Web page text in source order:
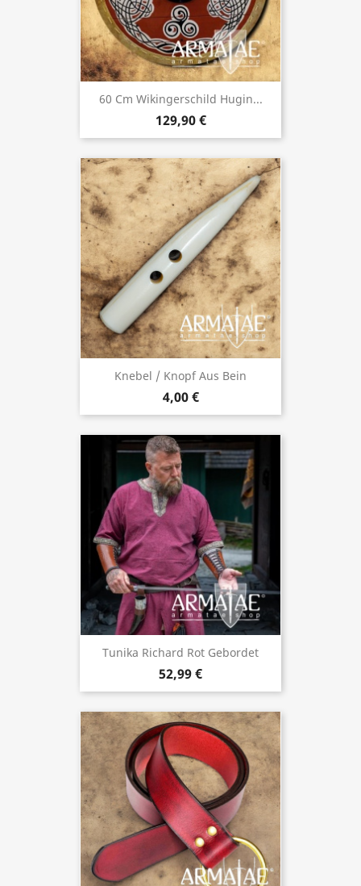
60 Cm Wikingerschild Hugin...
129,90 €
Knebel / Knopf Aus Bein
4,00 €
Tunika Richard Rot Gebordet
52,99 €